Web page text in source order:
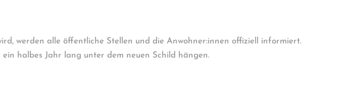
werden alle öffentliche Stellen und die Anwohner:innen offiziell informiert.
halbes Jahr lang unter dem neuen Schild hängen.